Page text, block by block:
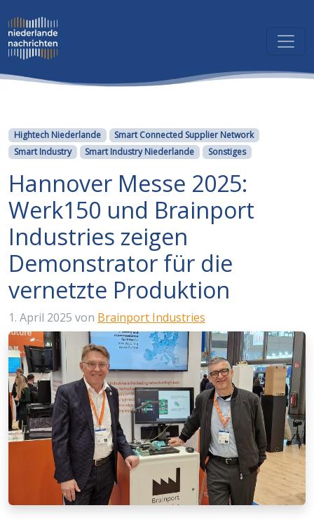
Kategorien
Hightech Niederlande
Smart Connected Supplier Network
Smart Industry
Smart Industry Niederlande Sonstiges
Hannover Messe 2025:
Werk150 und Brainport
Industries zeigen
Demonstrator für die
vernetzte Produktion
1. April 2025 von Brainport Industries